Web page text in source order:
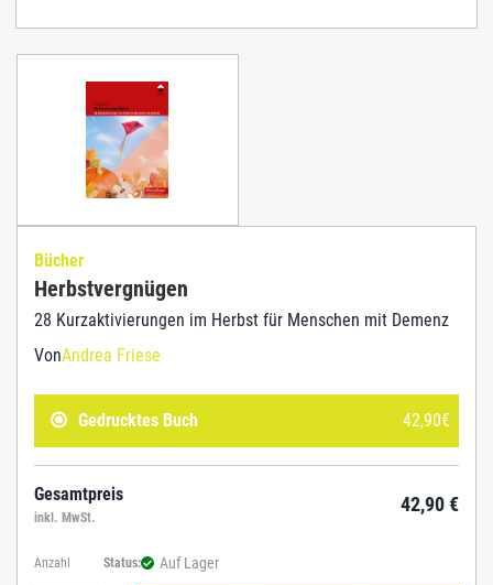
Bücher
Herbstvergnügen
28 Kurzaktivierungen im Herbst für Menschen mit Demenz
VonAndrea Friese
Gedrucktes Buch 42,90€
Gesamtpreis 42,90€
inkl. MwSt.
Anzahl Status: Auf Lager